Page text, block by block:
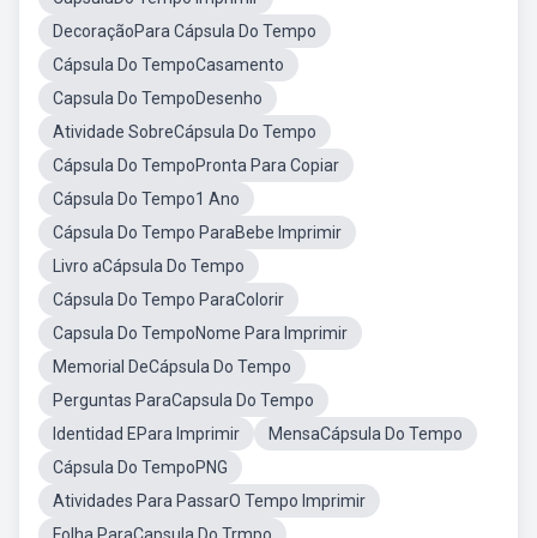
DecoraçãoPara Cápsula Do Tempo
Cápsula Do TempoCasamento
Capsula Do TempoDesenho
Atividade SobreCápsula Do Tempo
Cápsula Do TempoPronta Para Copiar
Cápsula Do Tempo1 Ano
Cápsula Do Tempo ParaBebe Imprimir
Livro aCápsula Do Tempo
Cápsula Do Tempo ParaColorir
Capsula Do TempoNome Para Imprimir
Memorial DeCápsula Do Tempo
Perguntas ParaCapsula Do Tempo
Identidad EPara Imprimir
MensaCápsula Do Tempo
Cápsula Do TempoPNG
Atividades Para PassarO Tempo Imprimir